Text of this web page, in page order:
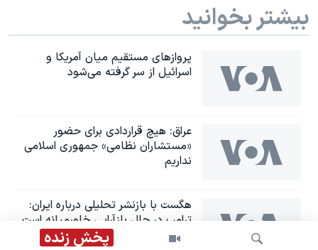
پخش زنده
بیشتر بخوانید
پروازهای مستقیم میان آمریکا و
اسرائیل از سر گرفته می‌شود
عراق: هیچ قراردادی برای حضور
«مستشاران نظامی» جمهوری اسلامی
نداریم
هگست با بازنشر تحلیلی درباره ایران:
ترامپ در حال بازآرایی خاورمیانه است